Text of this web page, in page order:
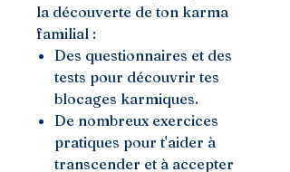
la découverte de ton karma
familial :
Des questionnaires et des
tests pour découvrir tes
blocages karmiques.
De nombreux exercices
pratiques pour t'aider à
transcender et à accepter